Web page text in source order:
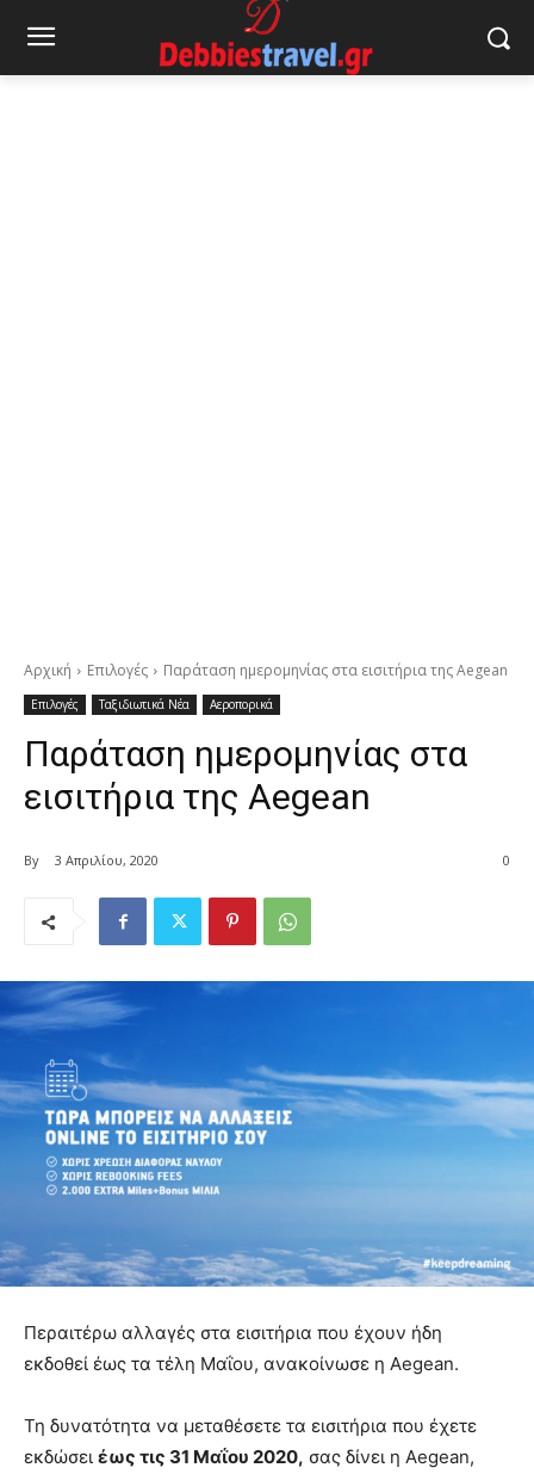
Αρχική Επιλογές Παράταση ημερομηνίας στα εισιτήρια της Aegean
Επιλογές Ταξιδιωτικά Νέα Αεροπορικά
Παράταση ημερομηνίας στα
εισιτήρια της Aegean
By 3 Απριλίου, 2020 0
Περαιτέρω αλλαγές στα εισιτήρια που έχουν ήδη
εκδοθεί έως τα τέλη Μαΐου, ανακοίνωσε η Aegean.
Τη δυνατότητα να μεταθέσετε τα εισιτήρια που έχετε
εκδώσει έως τις 31 Μαΐου 2020, σας δίνει η Aegean,